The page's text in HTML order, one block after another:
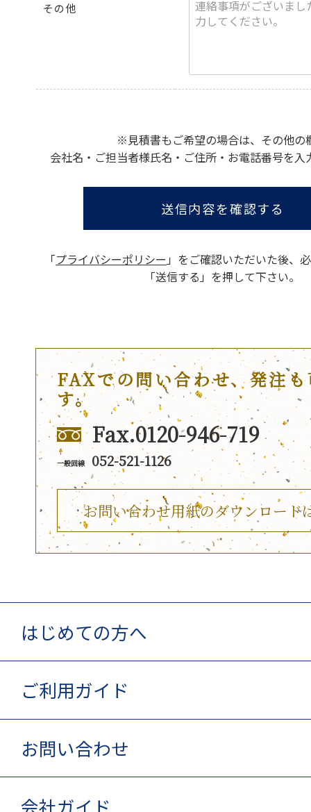
その他
※見積書もご希望の場合は、その他の
会社名・ご担当者様氏名・ご住所・お電話番号を入
送信内容を確認する
「プライバシーポリシー 」をご確認いただいた後、
「送信する」を押して下さい。
FAXでの問い合わせ、発注
す。
Fax.0120-946-719
一般回線 052-521-1126
お問い合わせ用紙のダウンロード
はじめての方へ
ご利用ガイド
お問い合わせ
会社ガイド